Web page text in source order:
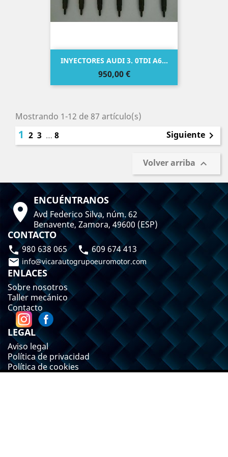
INYECTORES AUDI 3. 0TDI A6...
Precio
950,00 €
Mostrando 1-12 de 87 artículo(s)
1 2 3 … 8 Siguiente 
Volver arriba 
 ENCUÉNTRANOS
Avd Federico Silva, núm. 62
Benavente, Zamora, 49600 (ESP)
CONTACTO
980 638 065  609 674 413
 info@vicarautogrupoeuromotor.com
ENLACES
Sobre nosotros
Taller mecánico
Contacto
LEGAL
Aviso legal
Política de privacidad
Política de cookies